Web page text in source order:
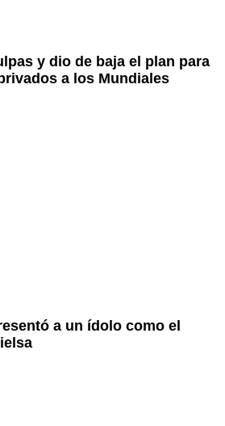
y dio de baja el plan para
a los Mundiales
a un ídolo como el